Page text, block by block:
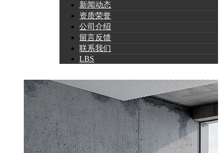
新闻动态
资质荣誉
公司介绍
留言反馈
联系我们
LBS